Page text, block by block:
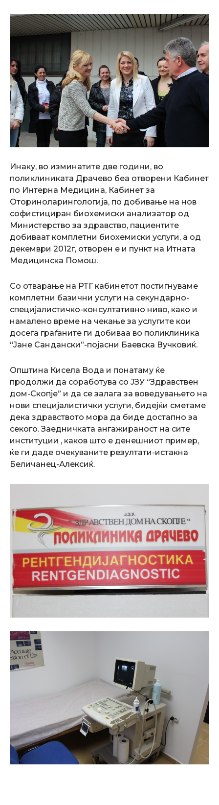
Инаку, во изминатите две години, во
поликлиниката Драчево беа отворени Кабинет
по Интерна Медицина, Кабинет за
Оториноларингологија, по добивање на нов
софистициран биохемиски анализатор од
Министерство за здравство, пациентите
добиваат комплетни биохемиски услуги, а од
декември 2012г, отворен e и пункт на Итната
Медицинска Помош.
Со отварање на РТГ кабинетот постигнуваме
комплетни базични услуги на секундарно-
специјалистичко-консултативно ниво, како и
намалено време на чекање за услугите кои
досега граѓаните ги добиваа во поликлиника
“Јане Сандански”-појасни Баевска Вучковиќ.
Општина Кисела Вода и понатаму ќе
продолжи да соработува со ЈЗУ “Здравствен
дом-Скопје” и да се залага за воведувањето на
нови специјалистички услуги, бидејќи сметаме
дека здравството мора да биде достапно за
секого. Заедничката ангажираност на сите
институции , каков што е денешниот пример,
ќе ги даде очекуваните резултати-истакна
Беличанец-Алексиќ.